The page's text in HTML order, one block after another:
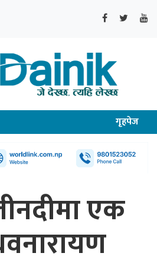
गृहपेज
एक